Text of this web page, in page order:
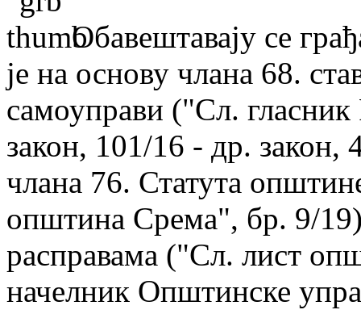
Обавештавају се
је на основу члана 68.
самоуправи ("Сл.
закон, 101/16 - др. закон,
члана 76. Статута
општина Срема", бр. 9/
расправама ("Сл. лист
начелник Општинске